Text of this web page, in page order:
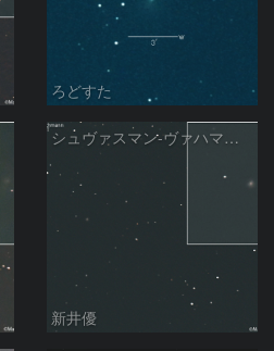
ろどすた
シュヴァスマン-ヴァハマン彗星 ( 29P )：2026/04/21
新井優